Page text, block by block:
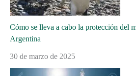
Cómo se lleva a cabo la protección del
Argentina
30 de marzo de 2025